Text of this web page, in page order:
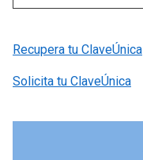
Recupera tu ClaveÚnica
Solicita tu ClaveÚnica